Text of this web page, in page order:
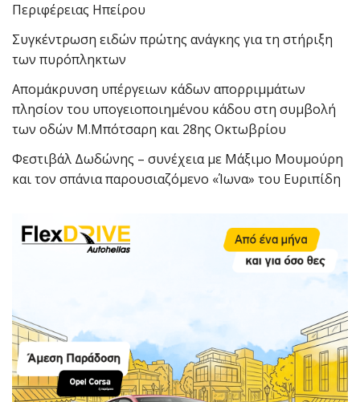
Περιφέρειας Ηπείρου
Συγκέντρωση ειδών πρώτης ανάγκης για τη στήριξη
των πυρόπληκτων
Απομάκρυνση υπέργειων κάδων απορριμμάτων
πλησίον του υπογειοποιημένου κάδου στη συμβολή
των οδών Μ.Μπότσαρη και 28ης Οκτωβρίου
Φεστιβάλ Δωδώνης – συνέχεια με Μάξιμο Μουμούρη
και τον σπάνια παρουσιαζόμενο «Ίωνα» του Ευριπίδη